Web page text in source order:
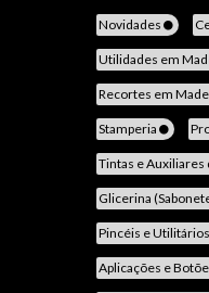
Novidades
Utilidades em
Recortes em
Stamperia
Tintas e Auxiliares
Glicerina
Pincéis e
Aplicações e